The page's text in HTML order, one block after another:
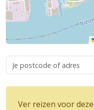
Ver reizen voor